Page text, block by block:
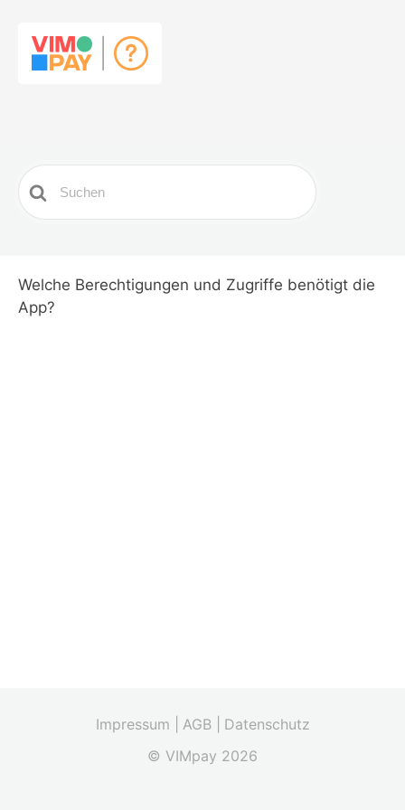
Search
For
Welche Berechtigungen und Zugriffe benötigt die
App?
Impressum | AGB |
Datenschutz
© VIMpay 2026